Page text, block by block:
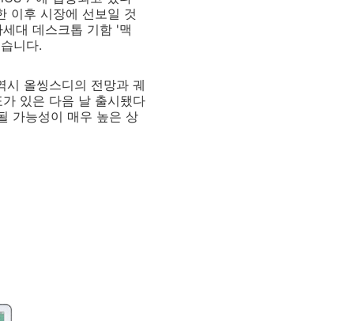
이후 시장에 선보일 것
대 데스크톱 기함 '맥
니다.
시 올씽스디의 전망과 궤
있은 다음 날 출시됐다
가능성이 매우 높은 상